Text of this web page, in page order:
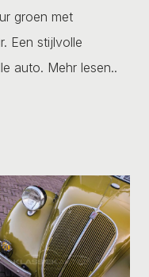
groen met
Een stijlvolle
auto. Mehr lesen..